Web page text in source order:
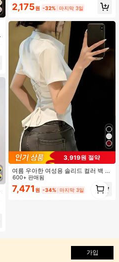
#1 TOP 3위
재고 5개 남음
2,175원 -32% 마지막 3일
3,919원 절약
여름 우아한 여성용 솔리드 컬러 백 타
이 셔츠 (참고: 가볍고 통기성 있는 얇
은 스타일) 허리 드로스트링 디자인 화
이트, 조용한 럭셔리
600+ 판매됨
7,471 원 -34% 마지막 3일
1
가입